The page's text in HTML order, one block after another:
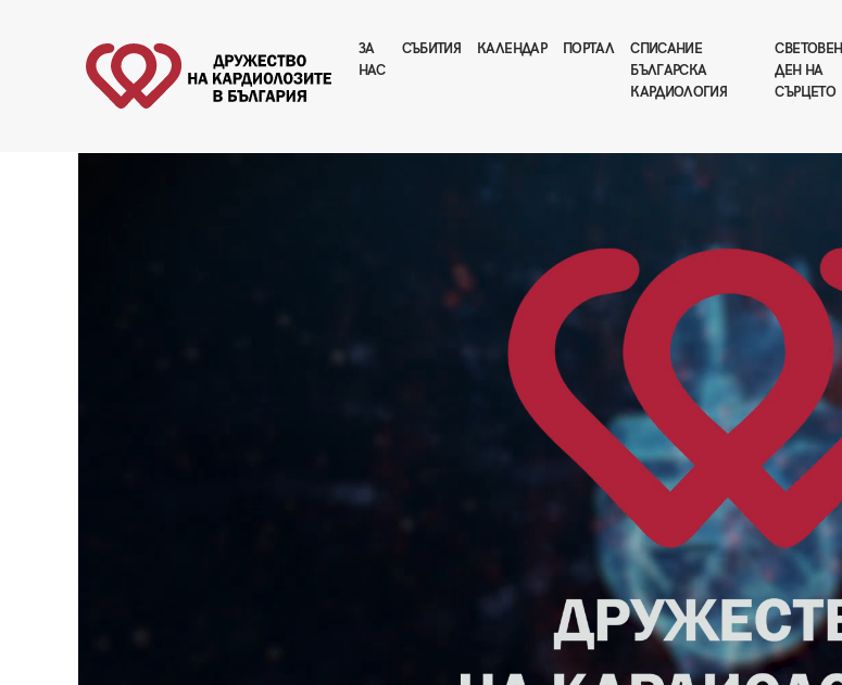
ЗА
НАС
CЪБИТИЯ КАЛЕНДАР ПОРТАЛ
СПИСАНИЕ
БЪЛГАРСКА
КАРДИОЛОГИЯ
СВЕТОВЕН
ДЕН НА
СЪРЦЕТО